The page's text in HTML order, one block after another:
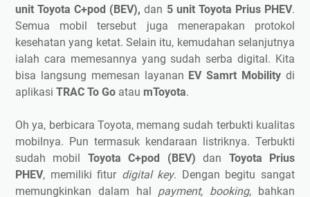
unit Toyota C+pod (BEV), dan 5 unit Toyota Prius PHEV.
Semua mobil tersebut juga menerapakan protokol
kesehatan yang ketat. Selain itu, kemudahan selanjutnya
ialah cara memesannya yang sudah serba digital. Kita
bisa langsung memesan layanan EV Samrt Mobility di
aplikasi TRAC To Go atau mToyota.
Oh ya, berbicara Toyota, memang sudah terbukti kualitas
mobilnya. Pun termasuk kendaraan listriknya. Terbukti
sudah mobil Toyota C+pod (BEV) dan Toyota Prius
PHEV, memiliki fitur digital key. Dengan begitu sangat
memungkinkan dalam hal payment, booking, bahkan